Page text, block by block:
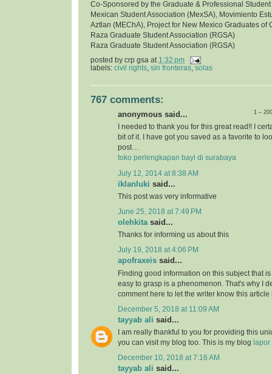
Co-Sponsored by the Graduate & Professional
Mexican Student Association (MexSA), Movimiento
Aztlan (MEChA), Project for New Mexico Graduates of
Raza Graduate Student Association (RGSA)
Raza Graduate Student Association (RGSA)
posted by crp gsa at 1:32 pm
labels: civil rights sin fronteras solas
767 comments:
1 –
anonymous said...
I needed to thank you for this great read!! I
bit of it. I have got you saved as a favorite to
post…
toko perlengkapan bayi di surabaya
July 12, 2014 at 8:38 AM
iklanluki said...
This post was very informative
June 25, 2018 at 7:49 PM
olehkitasaid...
Thanks for informing us about this
July 19, 2018 at 4:06 PM
apofraxeis said...
Finding good information on this subject that
easy to grasp is a phenomenon. That's why I
comment here to let the writer know this
December 5, 2018 at 11:09 AM
tayyab ali said...
I am really thankful to you for providing this
you can visit my blog too. This is my blog
December 10, 2018 at 7:16 AM
tayyab ali said...